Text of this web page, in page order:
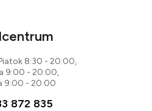
8:30 - 20:00,
9:00 - 20:00,
9:00 - 20:00
872 835